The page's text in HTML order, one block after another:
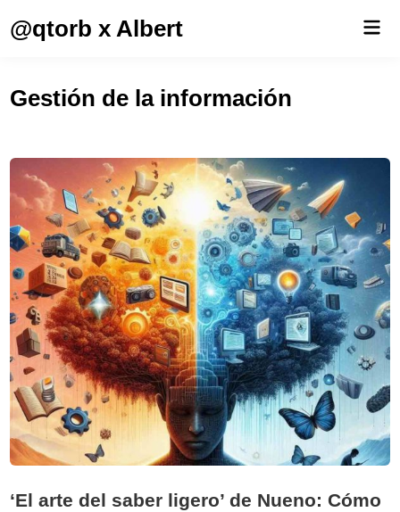
@qtorb x Albert
Gestión de la información
‘El arte del saber ligero’ de Nueno: Cómo